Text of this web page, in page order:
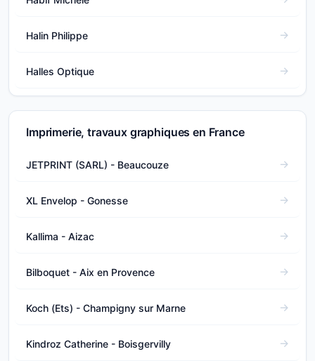
Halin Philippe
Halles Optique
Imprimerie, travaux graphiques en France
JETPRINT (SARL) - Beaucouze
XL Envelop - Gonesse
Kallima - Aizac
Bilboquet - Aix en Provence
Koch (Ets) - Champigny sur Marne
Kindroz Catherine - Boisgervilly